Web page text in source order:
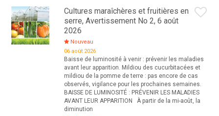
Cultures maraîchères et fruitières en
serre, Avertissement No 2, 6 août
2026
Nouveau
06 août 2026
Baisse de luminosité à venir : prévenir les maladies
avant leur apparition. Mildiou des cucurbitacées et
mildiou de la pomme de terre : pas encore de cas
observés, vigilance pour les prochaines semaines.
BAISSE DE LUMINOSITÉ : PRÉVENIR LES MALADIES
AVANT LEUR APPARITION À partir de la mi-août, la
diminution